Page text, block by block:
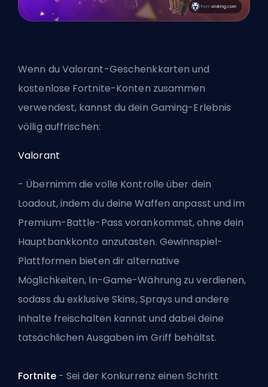
Wenn du Valorant-Geschenkkarten und
kostenlose Fortnite-Konten zusammen
verwendest, kannst du dein Gaming-Erlebnis
völlig auffrischen:
Valorant
- Übernimm die volle Kontrolle über dein
Loadout, indem du deine Waffen anpasst und im
Premium-Battle-Pass vorankommst, ohne dein
Hauptbankkonto anzutasten. Gewinnspiel-
Plattformen bieten dir alternative
Möglichkeiten, In-Game-Währung zu verdienen,
sodass du exklusive Skins, Sprays und andere
Inhalte freischalten kannst und dabei deine
tatsächlichen Ausgaben im Griff behältst.
Fortnite - Sei der Konkurrenz einen Schritt